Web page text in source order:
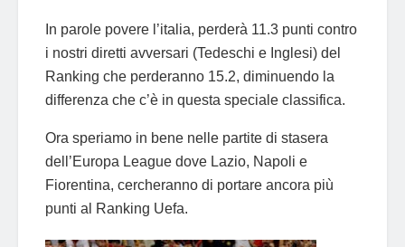
In parole povere l’italia, perderà 11.3 punti contro
i nostri diretti avversari (Tedeschi e Inglesi) del
Ranking che perderanno 15.2, diminuendo la
differenza che c’è in questa speciale classifica.
Ora speriamo in bene nelle partite di stasera
dell’Europa League dove Lazio, Napoli e
Fiorentina, cercheranno di portare ancora più
punti al Ranking Uefa.